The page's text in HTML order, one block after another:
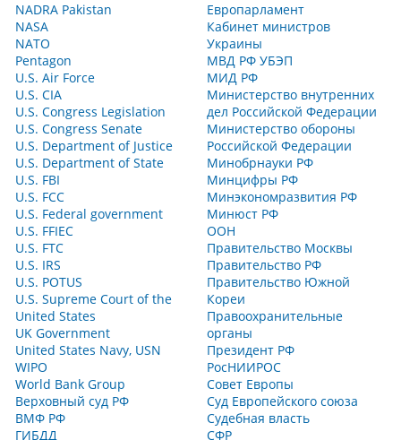
NADRA Pakistan
NASA
NATO
Pentagon
U.S. Air Force
U.S. CIA
U.S. Congress Legislation
U.S. Congress Senate
U.S. Department of Justice
U.S. Department of State
U.S. FBI
U.S. FCC
U.S. Federal government
U.S. FFIEC
U.S. FTC
U.S. IRS
U.S. POTUS
U.S. Supreme Court of the
United States
UK Government
United States Navy, USN
WIPO
World Bank Group
Верховный суд РФ
ВМФ РФ
ГИБДД
Европарламент
Кабинет министров
Украины
МВД РФ УБЭП
МИД РФ
Министерство внутренних
дел Российской Федерации
Министерство обороны
Российской Федерации
Минобрнауки РФ
Минцифры РФ
Минэкономразвития РФ
Минюст РФ
ООН
Правительство Москвы
Правительство РФ
Правительство Южной
Кореи
Правоохранительные
органы
Президент РФ
РосНИИРОС
Совет Европы
Суд Европейского союза
Судебная власть
СФР